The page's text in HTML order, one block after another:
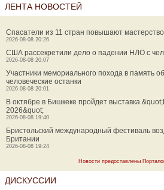
ЛЕНТА НОВОСТЕЙ
Спасатели из 11 стран повышают
2026-08-08 20:26
США рассекретили дело о падении НЛО с
2026-08-08 20:07
Участники мемориального похода в память
человеческие останки
2026-08-08 20:01
В октябре в Бишкеке пройдет выставка
2026&quot;
2026-08-08 19:40
Бристольский международный фестиваль
Британии
2026-08-08 19:24
Новости предоставлены
ДИСКУССИИ